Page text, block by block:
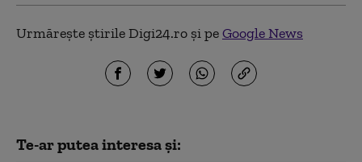
Urmărește știrile Digi24.ro și peGoogle News
Te-ar putea interesa și: